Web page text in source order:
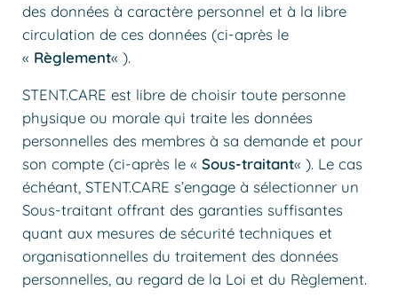
des données à caractère personnel et à la libre
circulation de ces données (ci-après le
« Règlement« ).
STENT.CARE est libre de choisir toute personne
physique ou morale qui traite les données
personnelles des membres à sa demande et pour
son compte (ci-après le « Sous-traitant« ). Le cas
échéant, STENT.CARE s’engage à sélectionner un
Sous-traitant offrant des garanties suffisantes
quant aux mesures de sécurité techniques et
organisationnelles du traitement des données
personnelles, au regard de la Loi et du Règlement.